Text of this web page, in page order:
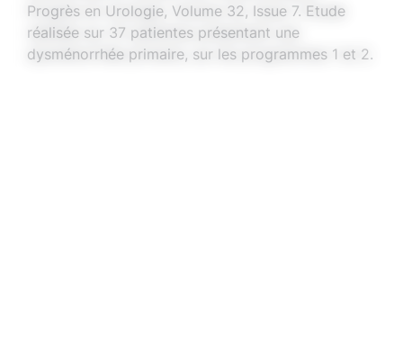
Progrès en Urologie, Volume 32, Issue 7. Etude
réalisée sur 37 patientes présentant une
dysménorrhée primaire, sur les programmes 1 et 2.